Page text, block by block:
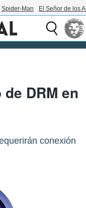
Spider-Man El Señor de los
DRM en
conexión